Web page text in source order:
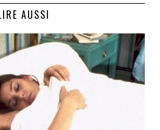
AUSSI